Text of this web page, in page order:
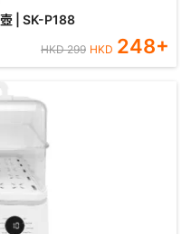
水壺 | SK-P188
HKD299 HKD 248+